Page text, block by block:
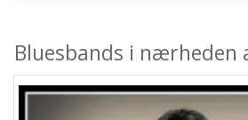
Bluesbands i nærheden